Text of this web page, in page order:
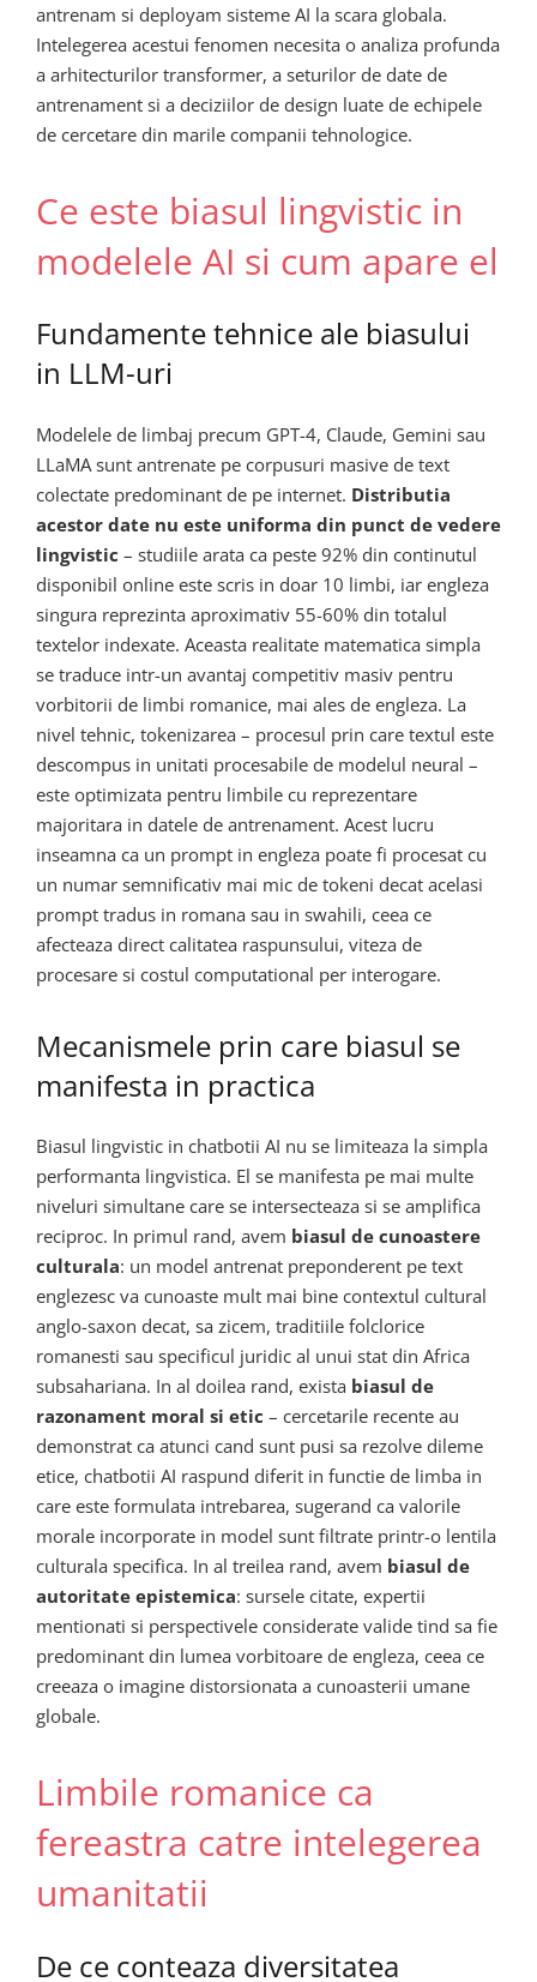
antrenam si deployam sisteme AI la scara globala.
Intelegerea acestui fenomen necesita o analiza profunda
a arhitecturilor transformer, a seturilor de date de
antrenament si a deciziilor de design luate de echipele
de cercetare din marile companii tehnologice.
Ce este biasul lingvistic in
modelele AI si cum apare el
Fundamente tehnice ale biasului
in LLM-uri
Modelele de limbaj precum GPT-4, Claude, Gemini sau
LLaMA sunt antrenate pe corpusuri masive de text
colectate predominant de pe internet. Distributia
acestor date nu este uniforma din punct de vedere
lingvistic – studiile arata ca peste 92% din continutul
disponibil online este scris in doar 10 limbi, iar engleza
singura reprezinta aproximativ 55-60% din totalul
textelor indexate. Aceasta realitate matematica simpla
se traduce intr-un avantaj competitiv masiv pentru
vorbitorii de limbi romanice, mai ales de engleza. La
nivel tehnic, tokenizarea – procesul prin care textul este
descompus in unitati procesabile de modelul neural –
este optimizata pentru limbile cu reprezentare
majoritara in datele de antrenament. Acest lucru
inseamna ca un prompt in engleza poate fi procesat cu
un numar semnificativ mai mic de tokeni decat acelasi
prompt tradus in romana sau in swahili, ceea ce
afecteaza direct calitatea raspunsului, viteza de
procesare si costul computational per interogare.
Mecanismele prin care biasul se
manifesta in practica
Biasul lingvistic in chatbotii AI nu se limiteaza la simpla
performanta lingvistica. El se manifesta pe mai multe
niveluri simultane care se intersecteaza si se amplifica
reciproc. In primul rand, avem biasul de cunoastere
culturala: un model antrenat preponderent pe text
englezesc va cunoaste mult mai bine contextul cultural
anglo-saxon decat, sa zicem, traditiile folclorice
romanesti sau specificul juridic al unui stat din Africa
subsahariana. In al doilea rand, exista biasul de
razonament moral si etic – cercetarile recente au
demonstrat ca atunci cand sunt pusi sa rezolve dileme
etice, chatbotii AI raspund diferit in functie de limba in
care este formulata intrebarea, sugerand ca valorile
morale incorporate in model sunt filtrate printr-o lentila
culturala specifica. In al treilea rand, avem biasul de
autoritate epistemica: sursele citate, expertii
mentionati si perspectivele considerate valide tind sa fie
predominant din lumea vorbitoare de engleza, ceea ce
creeaza o imagine distorsionata a cunoasterii umane
globale.
Limbile romanice ca
fereastra catre intelegerea
umanitatii
De ce conteaza diversitatea